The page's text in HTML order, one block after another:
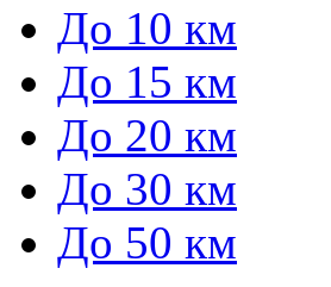
До 10 км
До 15 км
До 20 км
До 30 км
До 50 км